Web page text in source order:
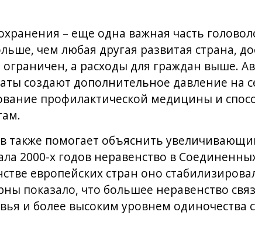
– еще одна важная часть
чем любая другая развитая страна,
а расходы для граждан выше.
создают дополнительное давление на
профилактической медицины и
также помогает объяснить
2000-х годов неравенство в
европейских стран оно
показало, что большее неравенство
и более высоким уровнем одиночества